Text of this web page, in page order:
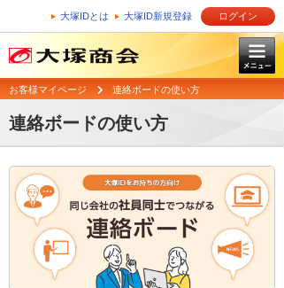
大塚IDとは 大塚ID新規登録 ログイン
お客様マイページ 連絡ボードの使い方
連絡ボードの使い方